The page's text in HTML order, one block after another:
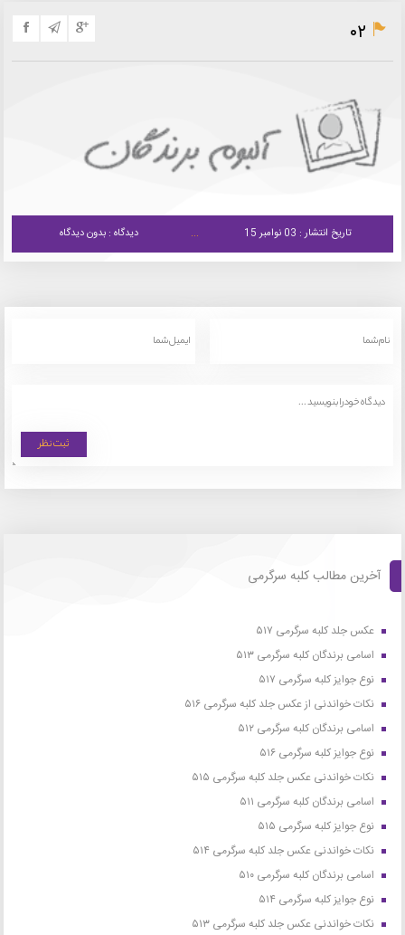
۰۲
تاریخ انتشار : 03 نوامبر 15 دیدگاه : بدون دیدگاه
آخرین مطالب کلبه سرگرمی
عکس جلد کلبه سرگرمی ۵۱۷
اسامی برندگان کلبه سرگرمی ۵۱۳
نوع جوایز کلبه سرگرمی ۵۱۷
نکات خواندنی از عکس جلد کلبه سرگرمی ۵۱۶
اسامی برندگان کلبه سرگرمی ۵۱۲
نوع جوایز کلبه سرگرمی ۵۱۶
نکات خواندنی عکس جلد کلبه سرگرمی ۵۱۵
اسامی برندگان کلبه سرگرمی ۵۱۱
نوع جوایز کلبه سرگرمی ۵۱۵
نکات خواندنی عکس جلد کلبه سرگرمی ۵۱۴
اسامی برندگان کلبه سرگرمی ۵۱۰
نوع جوایز کلبه سرگرمی ۵۱۴
نکات خواندنی عکس جلد کلبه سرگرمی ۵۱۳